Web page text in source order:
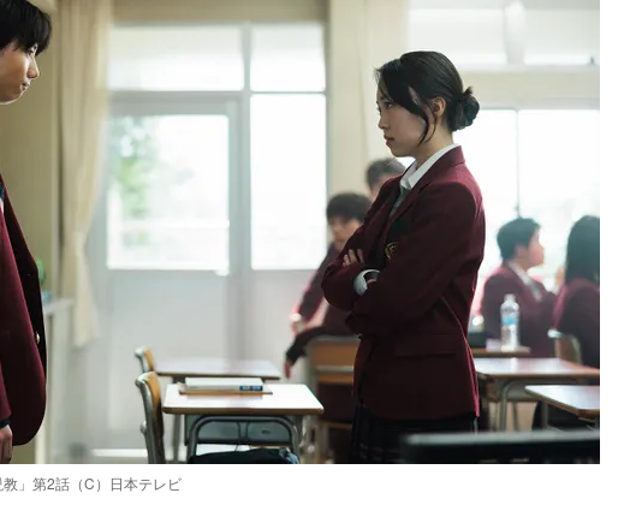
」第2話（C）日本テレビ